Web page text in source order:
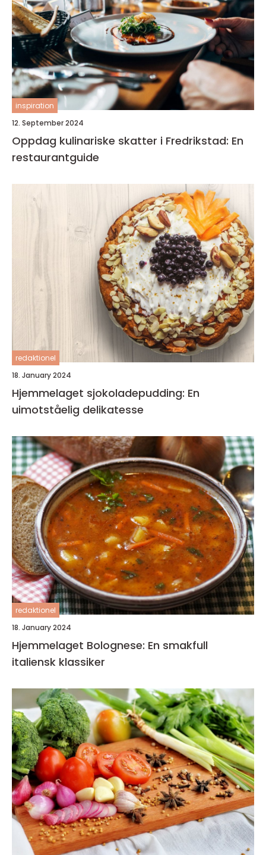
inspiration
12. September 2024
Oppdag kulinariske skatter i Fredrikstad: En
restaurantguide
redaktionel
18. January 2024
Hjemmelaget sjokoladepudding: En
uimotståelig delikatesse
redaktionel
18. January 2024
Hjemmelaget Bolognese: En smakfull
italiensk klassiker